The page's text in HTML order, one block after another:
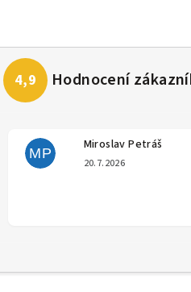
MP
Miroslav Petráš
20.7.2026